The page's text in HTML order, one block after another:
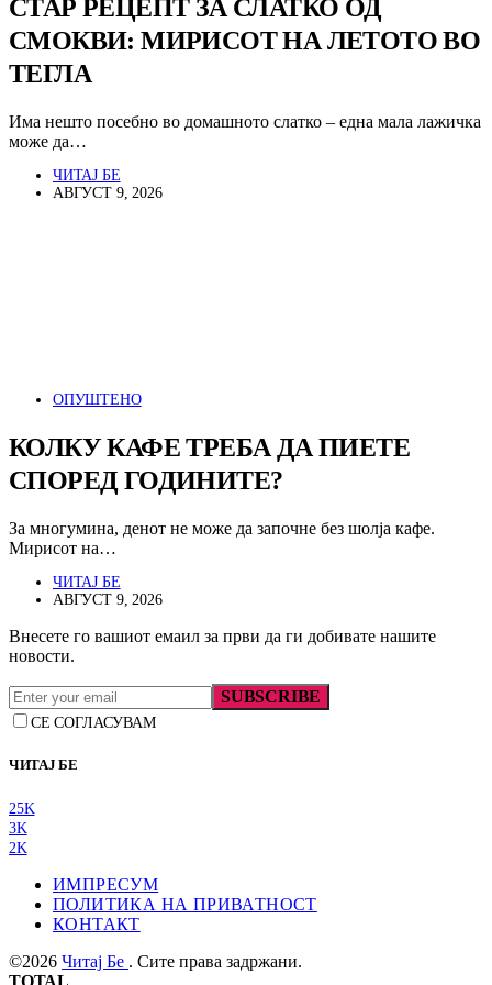
СТАР РЕЦЕПТ ЗА СЛАТКО ОД
СМОКВИ: МИРИСОТ НА ЛЕТОТО ВО
ТЕГЛА
Има нешто посебно во домашното слатко – една мала лажичка
може да…
ЧИТАЈ БЕ
АВГУСТ 9, 2026
ОПУШТЕНО
КОЛКУ КАФЕ ТРЕБА ДА ПИЕТЕ
СПОРЕД ГОДИНИТЕ?
За многумина, денот не може да започне без шолја кафе.
Мирисот на…
ЧИТАЈ БЕ
АВГУСТ 9, 2026
Внесете го вашиот емаил за први да ги добивате нашите
новости.
SUBSCRIBE
СЕ СОГЛАСУВАМ
ЧИТАЈ БЕ
25K
3K
2K
ИМПРЕСУМ
ПОЛИТИКА НА ПРИВАТНОСТ
КОНТАКТ
©2026 Читај Бе . Сите права задржани.